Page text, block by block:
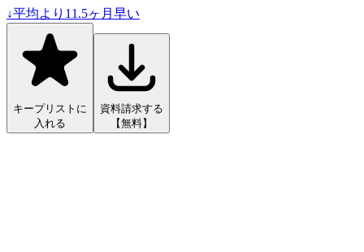
↓平均より 11.5ヶ月早い
キープリストに
入れる
資料請求する
【無料】